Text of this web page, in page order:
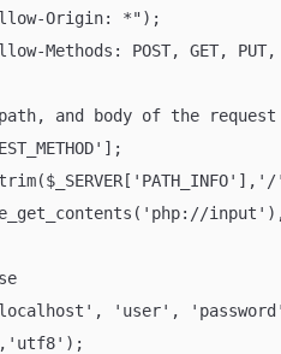
Origin: *");
Methods: POST, GET, PUT,
and body of the request
'user',